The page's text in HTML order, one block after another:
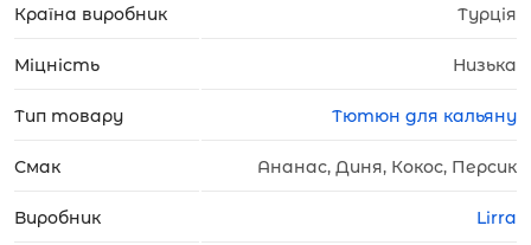
Країна виробник Турція
Міцність Низька
Тип товару Тютюн для кальяну
Смак Ананас, Диня, Кокос, Персик
Виробник Lirra